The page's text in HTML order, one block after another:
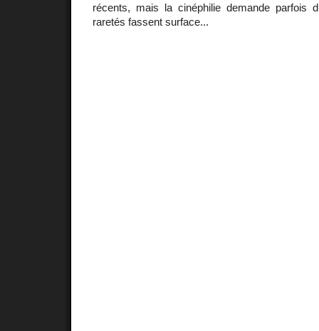
récents, mais la cinéphilie demande parfois
raretés fassent surface...